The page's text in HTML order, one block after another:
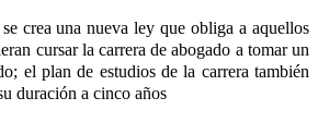
crea una nueva ley que obliga a aquellos
cursar la carrera de abogado a tomar un
el plan de estudios de la carrera también
duración a cinco años